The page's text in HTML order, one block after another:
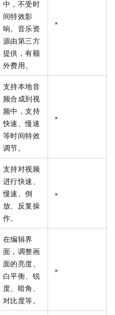
中，不受时
间特效影
响。音乐资
源由第三方
提供，有额
外费用。
×
支持本地音
频合成到视
频中，支持
快速、慢速
等时间特效
调节。
×
支持对视频
进行快速、
慢速、倒
放、反复操
作。
×
在编辑界
面，调整画
面的亮度、
白平衡、锐
度、暗角、
对比度等。
×